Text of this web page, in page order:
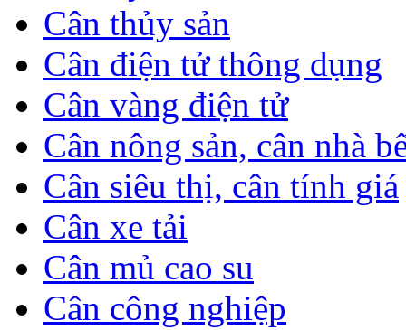
Cân thủy sản
Cân điện tử thông dụng
Cân vàng điện tử
Cân nông sản, cân nhà
Cân siêu thị, cân tính giá
Cân xe tải
Cân mủ cao su
Cân công nghiệp